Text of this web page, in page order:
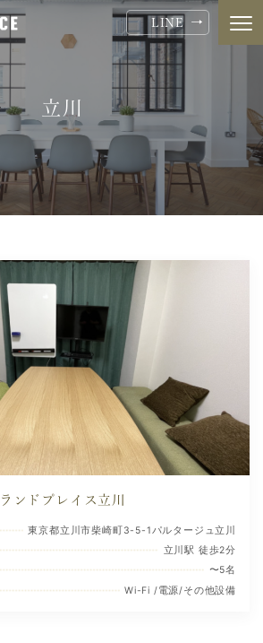
LINE
立川
ランドプレイス立川
東京都立川市柴崎町3-5-1パルタージュ立川
立川駅 徒歩2分
〜5名
Wi-Fi /電源/その他設備